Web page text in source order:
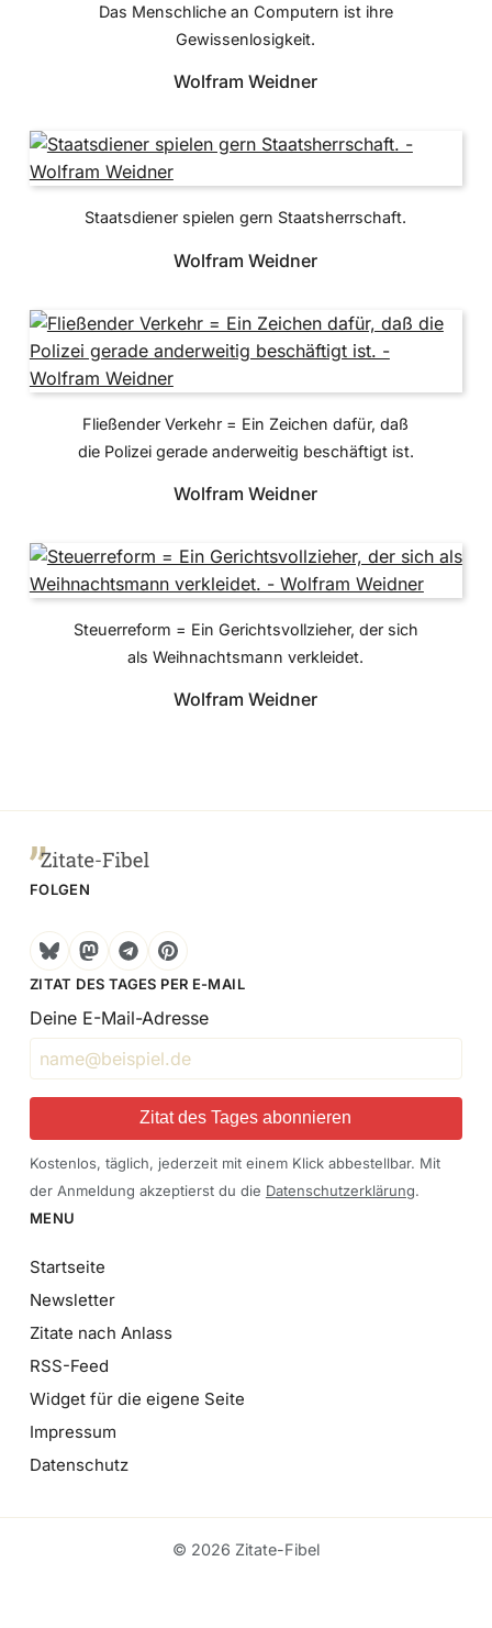
Das Menschliche an Computern ist ihre
Gewissenlosigkeit.
Wolfram Weidner
Staatsdiener spielen gern Staatsherrschaft.
Wolfram Weidner
Fließender Verkehr = Ein Zeichen dafür, daß
die Polizei gerade anderweitig beschäftigt ist.
Wolfram Weidner
Steuerreform = Ein Gerichtsvollzieher, der sich
als Weihnachtsmann verkleidet.
Wolfram Weidner
FOLGEN
BlueskyMastodon
TelegramPinterest
ZITAT DES TAGES PER E-MAIL
Deine E-Mail-Adresse
Zitat des Tages abonnieren
Kostenlos, täglich, jederzeit mit einem Klick abbestellbar. Mit
der Anmeldung akzeptierst du die Datenschutzerklärung.
MENU
Startseite
Newsletter
Zitate nach Anlass
RSS-Feed
Widget für die eigene Seite
Impressum
Datenschutz
© 2026 Zitate-Fibel